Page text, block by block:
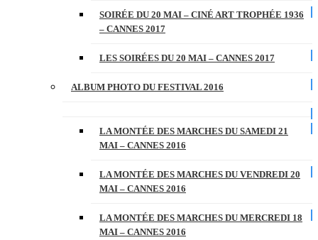
SOIRÉE DU 20 MAI – CINÉ ART TROPHÉE 1936
– CANNES 2017
LES SOIRÉES DU 20 MAI – CANNES 2017
ALBUM PHOTO DU FESTIVAL 2016
LA MONTÉE DES MARCHES DU SAMEDI 21
MAI – CANNES 2016
LA MONTÉE DES MARCHES DU VENDREDI 20
MAI – CANNES 2016
LA MONTÉE DES MARCHES DU MERCREDI 18
MAI – CANNES 2016